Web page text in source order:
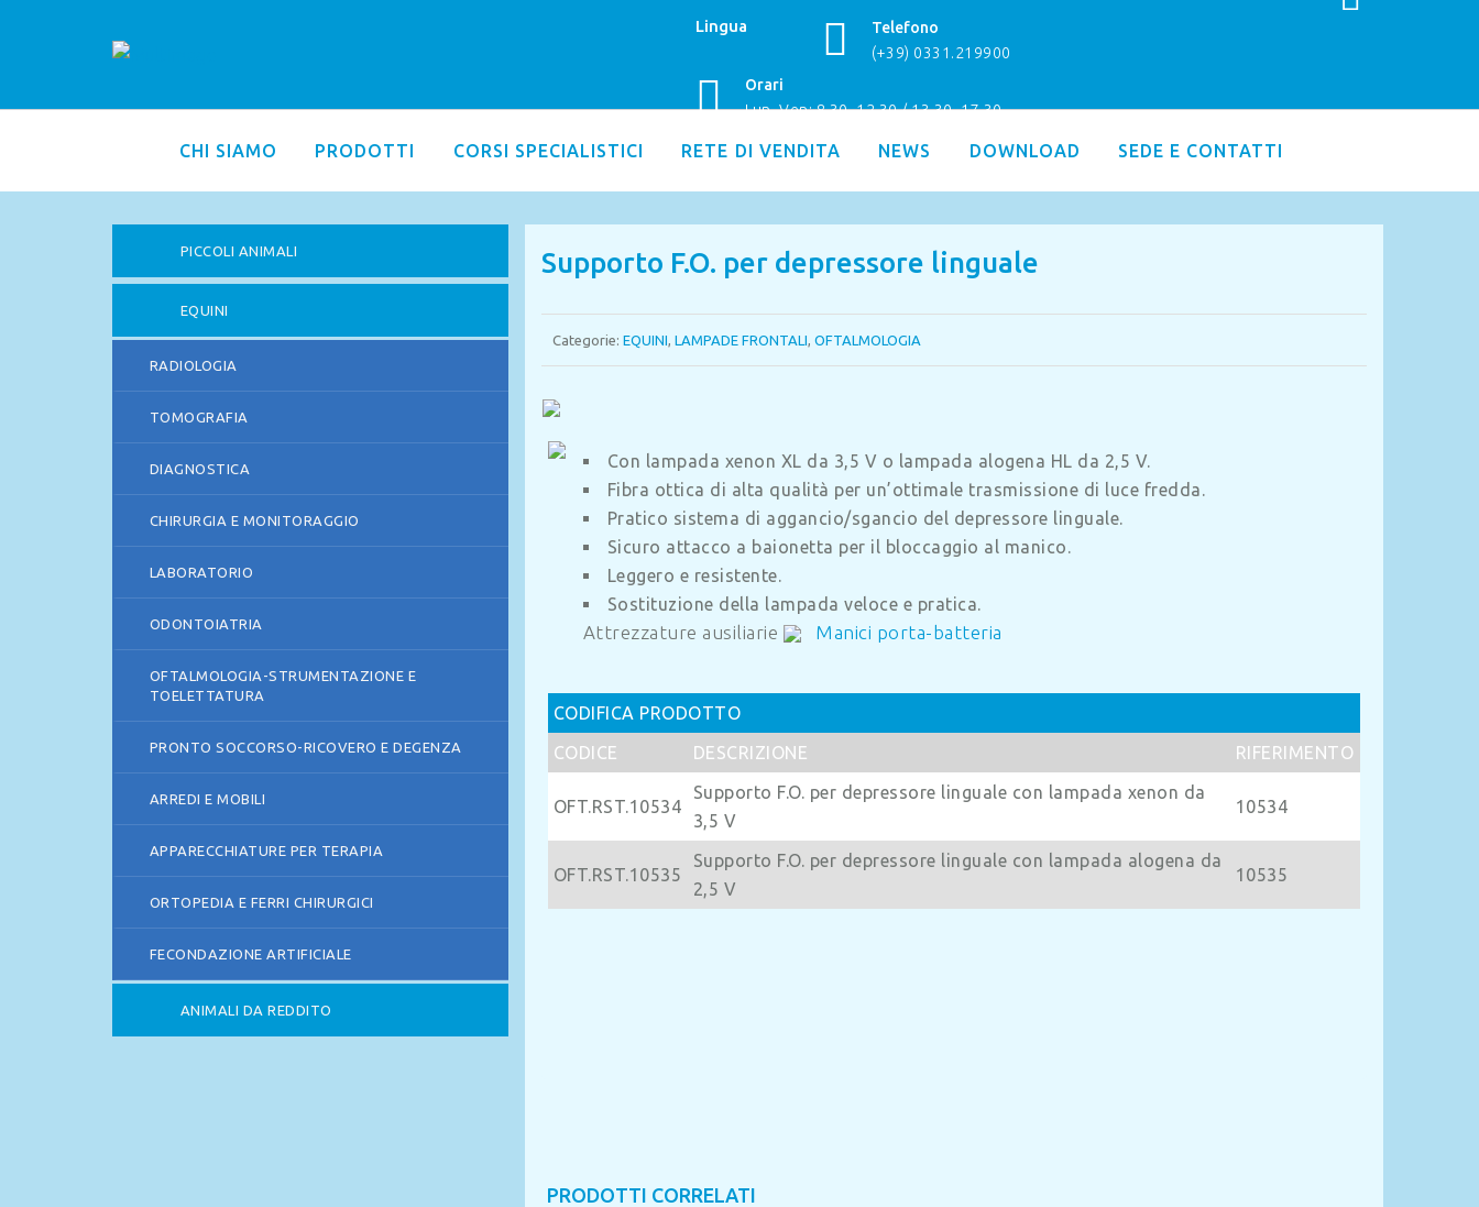
Lingua
Telefono
(+39) 0331.219900
Orari
Lun–Ven: 8.30–12.30 / 13.30–17.30
CHI SIAMO PRODOTTI CORSI SPECIALISTICI RETE DI VENDITA NEWS DOWNLOAD SEDE E CONTATTI
PICCOLI ANIMALI
EQUINI
RADIOLOGIA
TOMOGRAFIA
DIAGNOSTICA
CHIRURGIA E MONITORAGGIO
LABORATORIO
ODONTOIATRIA
OFTALMOLOGIA-STRUMENTAZIONE E
TOELETTATURA
PRONTO SOCCORSO-RICOVERO E DEGENZA
ARREDI E MOBILI
APPARECCHIATURE PER TERAPIA
ORTOPEDIA E FERRI CHIRURGICI
FECONDAZIONE ARTIFICIALE
ANIMALI DA REDDITO
Supporto F.O. per depressore linguale
Categorie: EQUINI LAMPADE FRONTALI OFTALMOLOGIA
Con lampada xenon XL da 3,5 V o lampada alogena HL da 2,5 V.
Fibra ottica di alta qualità per un’ottimale trasmissione di luce fredda.
Pratico sistema di aggancio/sgancio del depressore linguale.
Sicuro attacco a baionetta per il bloccaggio al manico.
Leggero e resistente.
Sostituzione della lampada veloce e pratica.
Attrezzature ausiliarie Manici porta-batteria
CODIFICA PRODOTTO
CODICE
DESCRIZIONE RIFERIMENTO
OFT.RST.10534
Supporto F.O. per depressore linguale con lampada xenon da
3,5 V
10534
OFT.RST.10535
Supporto F.O. per depressore linguale con lampada alogena da
2,5 V
10535
PRODOTTI CORRELATI